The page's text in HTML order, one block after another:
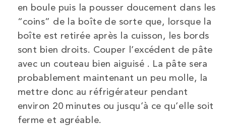
en boule puis la pousser doucement dans les
“coins” de la boîte de sorte que, lorsque la
boîte est retirée après la cuisson, les bords
sont bien droits. Couper l’excédent de pâte
avec un couteau bien aiguisé . La pâte sera
probablement maintenant un peu molle, la
mettre donc au réfrigérateur pendant
environ 20 minutes ou jusqu’à ce qu’elle soit
ferme et agréable.